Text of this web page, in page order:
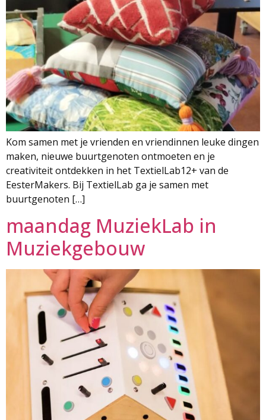
Kom samen met je vrienden en vriendinnen leuke dingen
maken, nieuwe buurtgenoten ontmoeten en je
creativiteit ontdekken in het TextielLab12+ van de
EesterMakers. Bij TextielLab ga je samen met
buurtgenoten […]
maandag MuziekLab in
Muziekgebouw